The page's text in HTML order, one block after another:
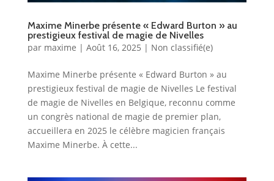
Maxime Minerbe présente « Edward Burton » au
prestigieux festival de magie de Nivelles
par maxime | Août 16, 2025 | Non classifié(e)
Maxime Minerbe présente « Edward Burton » au
prestigieux festival de magie de Nivelles Le festival
de magie de Nivelles en Belgique, reconnu comme
un congrès national de magie de premier plan,
accueillera en 2025 le célèbre magicien français
Maxime Minerbe. À cette...